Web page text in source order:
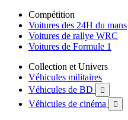
Compétition
Voitures des 24H du mans
Voitures de rallye WRC
Voitures de Formule 1
Collection et Univers
Véhicules militaires
Véhicules de BD

Véhicules de cinéma 